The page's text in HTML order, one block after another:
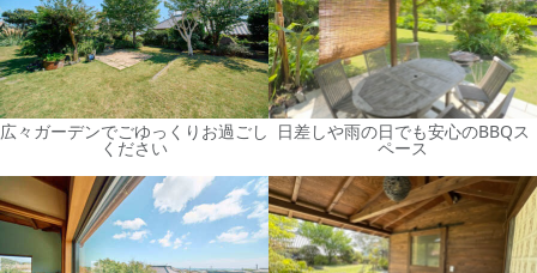
広々ガーデンでごゆっくりお過ごし
ください
日差しや雨の日でも安心のBBQス
ペース